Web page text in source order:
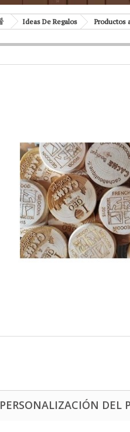
Ideas De Regalos Productos
PERSONALIZACIÓN DEL